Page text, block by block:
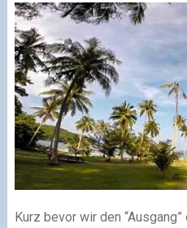
Kurz bevor wir den